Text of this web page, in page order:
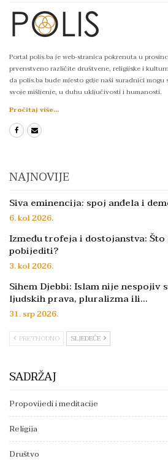
Portal polis.ba je web-stranica pokrenuta u
prvenstveno različite društvene, religijske i
da polis.ba bude mjesto gdje naši suradnici
svoje mišljenje, u duhu uključivosti i humanosti.
Pročitaj više...
NAJNOVIJE
Siva eminencija: spoj anđela i
6. kol 2026.
Između trofeja i dostojanstva:
pobijediti?
3. kol 2026.
Sihem Djebbi: Islam nije nespojiv
ljudskih prava, pluralizma ili…
31. srp 2026.
PRETHODNO SLJEDEĆE
SADRŽAJ
Propovijedi i meditacije
Religija
Društvo